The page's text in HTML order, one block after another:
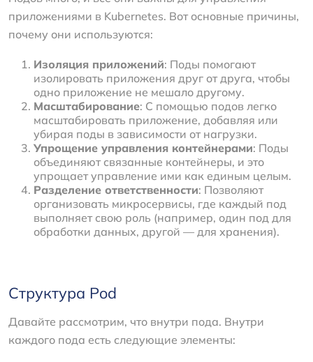
приложениями в Kubernetes. Вот основные причины,
почему они используются:
Изоляция приложений: Поды помогают
изолировать приложения друг от друга, чтобы
одно приложение не мешало другому.
Масштабирование: С помощью подов легко
масштабировать приложение, добавляя или
убирая поды в зависимости от нагрузки.
Упрощение управления контейнерами: Поды
объединяют связанные контейнеры, и это
упрощает управление ими как единым целым.
Разделение ответственности: Позволяют
организовать микросервисы, где каждый под
выполняет свою роль (например, один под для
обработки данных, другой — для хранения).
Структура Pod
Давайте рассмотрим, что внутри пода. Внутри
каждого пода есть следующие элементы: